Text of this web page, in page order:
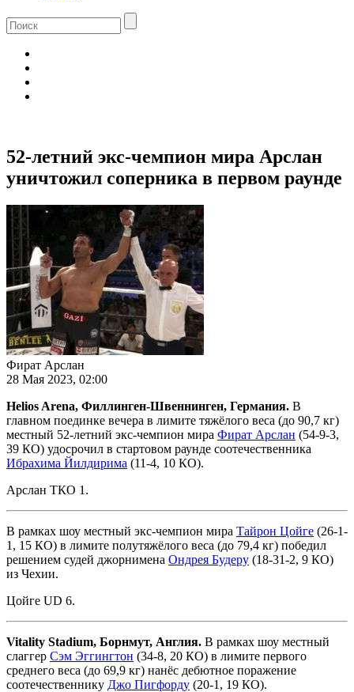
52-летний экс-чемпион мира Арслан
уничтожил соперника в первом раунде
Фират Арслан
28 Мая 2023, 02:00
Helios Arena, Филлинген-Швеннинген, Германия. В
главном поединке вечера в лимите тяжёлого веса (до 90,7 кг)
местный 52-летний экс-чемпион мира Фират Арслан (54-9-3,
39 КО) удосрочил в стартовом раунде соотечественника
Ибрахима Йилдирима (11-4, 10 КО).
Арслан ТКО 1.
В рамках шоу местный экс-чемпион мира Тайрон Цойге (26-1-
1, 15 КО) в лимите полутяжёлого веса (до 79,4 кг) победил
решением судей джорнимена Ондрея Будеру (18-31-2, 9 КО)
из Чехии.
Цойге UD 6.
Vitality Stadium, Борнмут, Англия. В рамках шоу местный
слаггер Сэм Эггингтон (34-8, 20 КО) в лимите первого
среднего веса (до 69,9 кг) нанёс дебютное поражение
соотечественнику Джо Пигфорду (20-1, 19 КО).